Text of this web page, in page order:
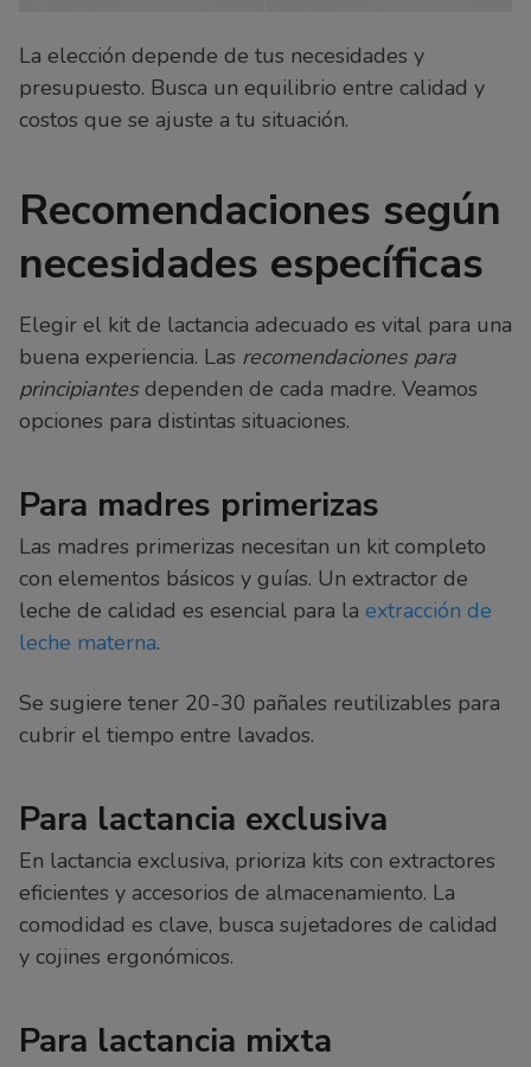
La elección depende de tus necesidades y
presupuesto. Busca un equilibrio entre calidad y
costos que se ajuste a tu situación.
Recomendaciones según
necesidades específicas
Elegir el kit de lactancia adecuado es vital para una
buena experiencia. Las recomendaciones para
principiantesdependen de cada madre. Veamos
opciones para distintas situaciones.
Para madres primerizas
Las madres primerizas necesitan un kit completo
con elementos básicos y guías. Un extractor de
leche de calidad es esencial para la extracción de
leche materna.
Se sugiere tener 20-30 pañales reutilizables para
cubrir el tiempo entre lavados.
Para lactancia exclusiva
En lactancia exclusiva, prioriza kits con extractores
eficientes y accesorios de almacenamiento. La
comodidad es clave, busca sujetadores de calidad
y cojines ergonómicos.
Para lactancia mixta